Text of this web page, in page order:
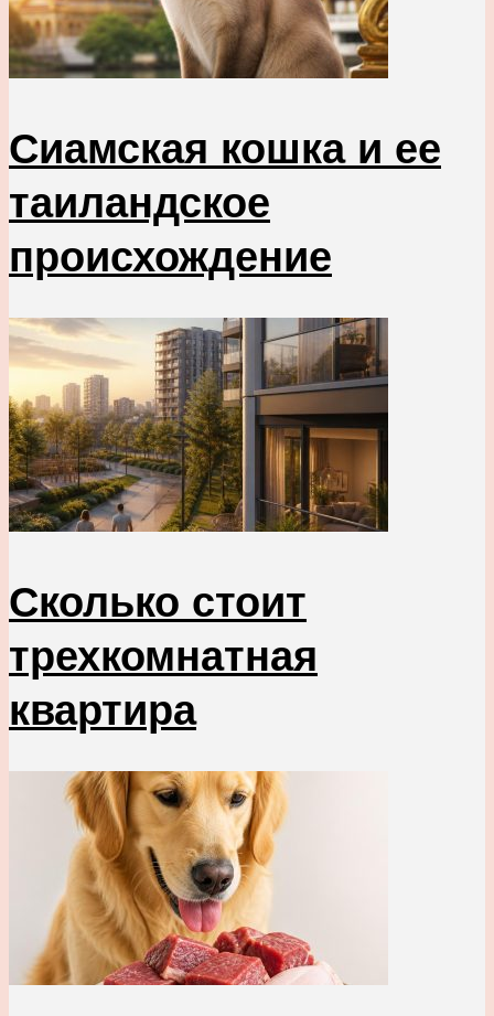
Сиамская кошка и ее
таиландское
происхождение
Сколько стоит
трехкомнатная
квартира